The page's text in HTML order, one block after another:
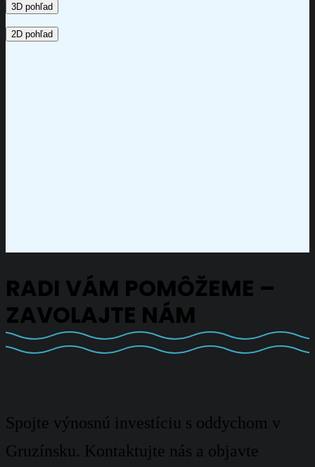
3D pohľad
2D pohľad
RADI VÁM POMÔŽEME –
ZAVOLAJTE NÁM
Spojte výnosnú investíciu s oddychom v
Gruzínsku. Kontaktujte nás a objavte